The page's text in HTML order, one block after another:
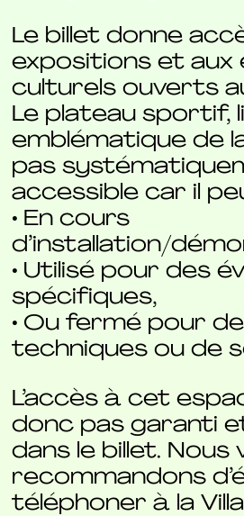
Le billet donne
expositions et aux
culturels ouverts
Le plateau sportif,
emblématique de la
pas
accessible car il
• En cours
d’installation/
• Utilisé pour des
spécifiques,
• Ou fermé pour
techniques ou de
L’accès à cet
donc pas garanti
dans le billet. Nous
recommandons
téléphoner à la